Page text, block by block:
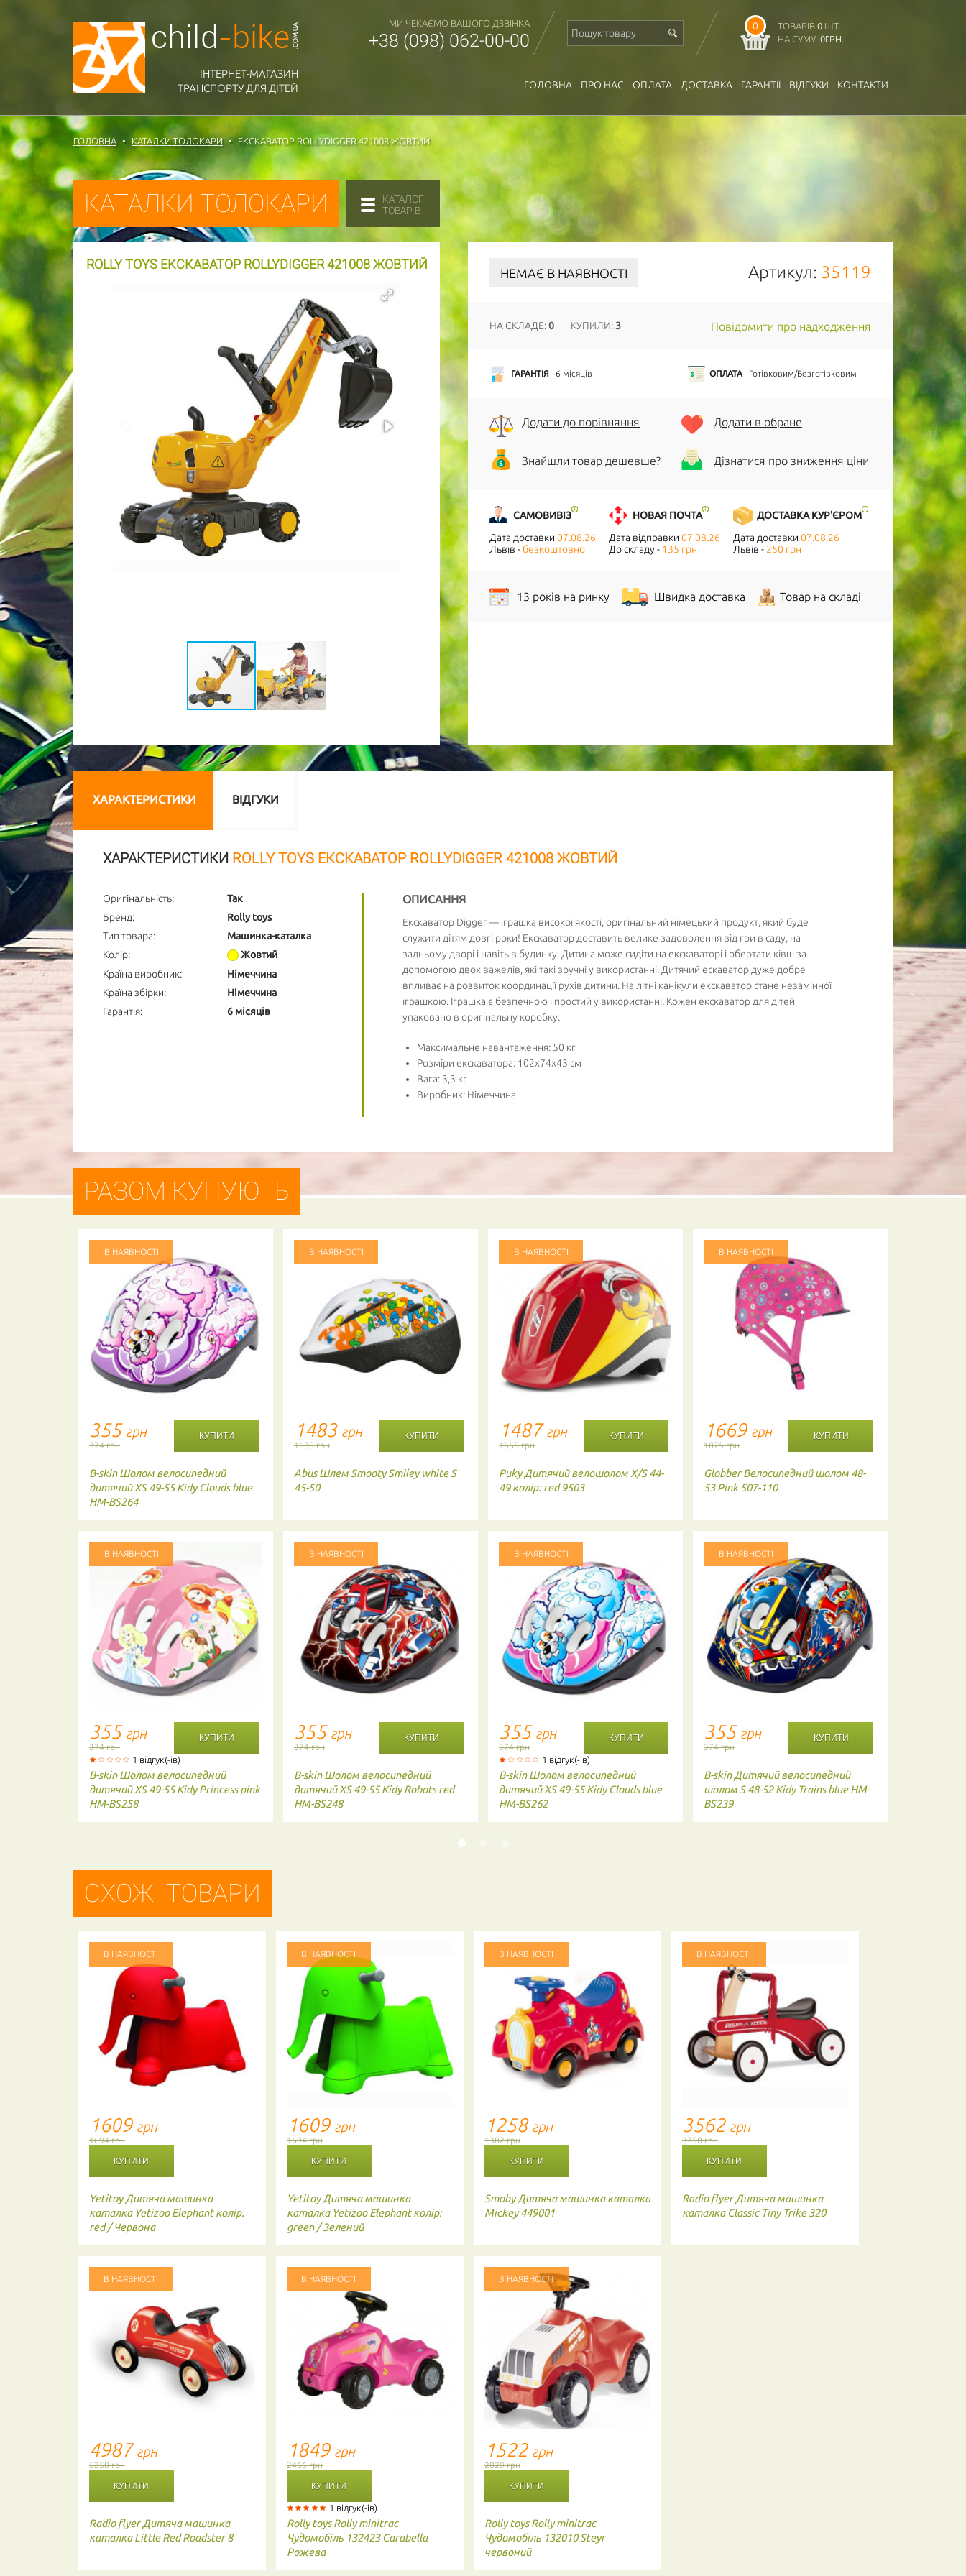
ІНТЕРНЕТ-МАГАЗИН
ТРАНСПОРТУ ДЛЯ ДІТЕЙ
МИ ЧЕКАЄМО ВАШОГО ДЗВІНКА
+38 (098) 062-00-00
0 ТОВАРІВ 0 ШТ.
НА СУМУ 0ГРН.
ГОЛОВНА ПРО НАС ОПЛАТА ДОСТАВКА ГАРАНТІЇ ВІДГУКИ КОНТАКТИ
ГОЛОВНА КАТАЛКИ ТОЛОКАРИ ЕКСКАВАТОР ROLLYDIGGER 421008 ЖОВТИЙ
КАТАЛКИ ТОЛОКАРИ
КАТАЛОГ
ТОВАРІВ
ROLLY TOYS ЕКСКАВАТОР ROLLYDIGGER 421008 ЖОВТИЙ
НЕМАЄ В НАЯВНОСТІ Артикул: 35119
НА СКЛАДЕ:0 КУПИЛИ: 3 Повідомити про надходження
ГАРАНТІЯ 6 місяців ОПЛАТА Готівковим/Безготівковим
Додати до порівняння Додати в обране
Знайшли товар дешевше? Дізнатися про зниження ціни
САМОВИВІЗ
Дата доставки 07.08.26
Львів -безкоштовно
НОВАЯ ПОЧТА
Дата відправки 07.08.26
До складу - 135 грн
ДОСТАВКА КУР'ЄРОМ
Дата доставки 07.08.26
Львів - 250 грн
13 років на ринку Швидка доставка Товар на складі
ХАРАКТЕРИСТИКИ ВІДГУКИ
ХАРАКТЕРИСТИКИ ROLLY TOYS ЕКСКАВАТОР ROLLYDIGGER 421008 ЖОВТИЙ
Оригінальність:
Так
Бренд:
Rolly toys
Тип товара:
Машинка-каталка
Колір:
Жовтий
Країна виробник:
Німеччина
Країна збірки:
Німеччина
Гарантія:
6 місяців
ОПИСАННЯ
Екскаватор Digger — іграшка високої якості, оригінальний німецький продукт, який буде
служити дітям довгі роки! Екскаватор доставить велике задоволення від гри в саду, на
задньому дворі і навіть в будинку. Дитина може сидіти на екскаваторі і обертати ківш за
допомогою двох важелів, які такі зручні у використанні. Дитячий ескаватор дуже добре
впливає на розвиток координації рухів дитини. На літні канікули екскаватор стане незамінної
іграшкою. Іграшка є безпечною і простий у використанні. Кожен екскаватор для дітей
упаковано в оригінальну коробку.
Максимальне навантаження: 50 кг
Розміри екскаватора: 102x74x43 см
Вага: 3,3 кг
Виробник: Німеччина
РАЗОМ КУПУЮТЬ
В НАЯВНОСТІ
355 грн
374 грн
B-skin Шолом велосипедний
дитячий XS 49-55 Kidy Clouds blue
HM-BS264
В НАЯВНОСТІ
355 грн
374 грн
1 відгук(-ів)
B-skin Шолом велосипедний
дитячий XS 49-55 Kidy Princess pink
HM-BS258
В НАЯВНОСТІ
1483 грн
1630 грн
Abus Шлем Smooty Smiley white S
45-50
В НАЯВНОСТІ
355 грн
374 грн
B-skin Шолом велосипедний
дитячий XS 49-55 Kidy Robots red
HM-BS248
В НАЯВНОСТІ
1487грн
1565 грн
Puky Дитячий велошолом X/S 44-
49 колір: red 9503
В НАЯВНОСТІ
355 грн
374 грн
1 відгук(-ів)
B-skin Шолом велосипедний
дитячий XS 49-55 Kidy Clouds blue
HM-BS262
В НАЯВНОСТІ
1669 грн
1875 грн
Globber Велосипедний шолом 48-
53 Pink 507-110
В НАЯВНОСТІ
355 грн
374 грн
B-skin Дитячий велосипедний
шолом S 48-52 Kidy Trains blue HM-
BS239
СХОЖІ ТОВАРИ
В НАЯВНОСТІ
1609 грн
1694 грн
Yetitoy Дитяча машинка
каталка Yetizoo Elephant колір:
red / Червона
В НАЯВНОСТІ
1609 грн
1694 грн
Yetitoy Дитяча машинка
каталка Yetizoo Elephant колір:
green / Зелений
В НАЯВНОСТІ
1258 грн
1382 грн
Smoby Дитяча машинка каталка
Mickey 449001
В НАЯВНОСТІ
3562 грн
3750 грн
Radio flyer Дитяча машинка
каталка Classic Tiny Trike 320
В НАЯВНОСТІ
4987грн
5250 грн
Radio flyer Дитяча машинка
каталка Little Red Roadster 8
В НАЯВНОСТІ
1849 грн
2466 грн
1 відгук(-ів)
Rolly toys Rolly minitrac
Чудомобіль 132423 Carabella
Рожева
В НАЯВНОСТІ
1522 грн
2029 грн
Rolly toys Rolly minitrac
Чудомобіль 132010 Steyr
червоний
ПОВІДОМИТИ ПРО НАЯВНІСТЬ
ТОВАРУ
Повідомте про зразкову дату доставки товару
АКТУАЛЬНІСТЬ
- обов'язково до заповнення